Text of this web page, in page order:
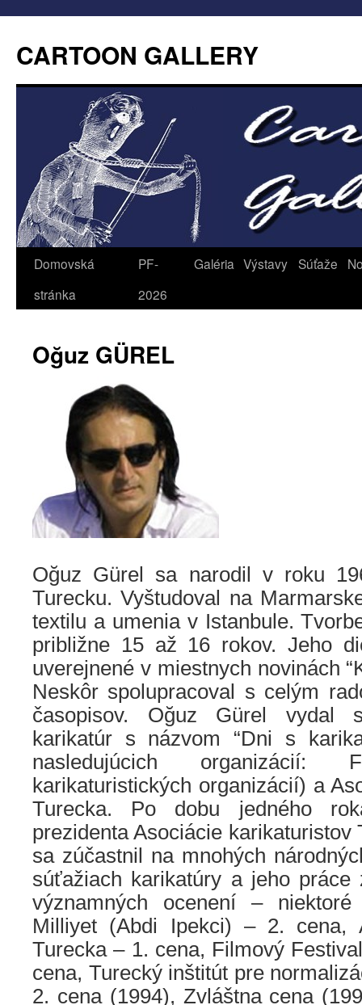
CARTOON GALLERY
Domovská
stránka
PF-
2026
Galéria Výstavy Súťaže
Oğuz GÜREL
Oğuz Gürel sa narodil v roku
Turecku. Vyštudoval na
textilu a umenia v Istanbule.
približne 15 až 16 rokov. Jeho
uverejnené v miestnych novinách
Neskôr spolupracoval s celým
časopisov. Oğuz Gürel vydal
karikatúr s názvom “Dni s
nasledujúcich organizácií:
karikaturistických organizácií) a
Turecka. Po dobu jedného
prezidenta Asociácie karikaturistov
sa zúčastnil na mnohých
súťažiach karikatúry a jeho
významných ocenení –
Milliyet (Abdi Ipekci) – 2. cena,
Turecka – 1. cena, Filmový
cena, Turecký inštitút pre
2. cena (1994), Zvláštna cena